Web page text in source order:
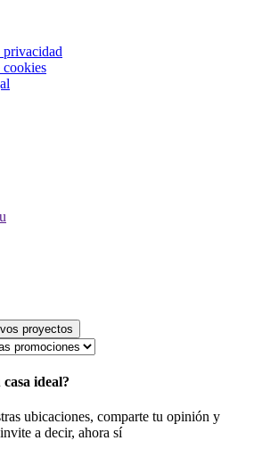
cookies
proyectos
ideal?
ubicaciones, comparte tu opinión y
a decir, ahora sí